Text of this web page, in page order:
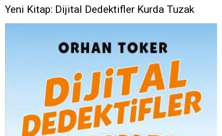
Yeni Kitap: Dijital Dedektifler Kurda Tuzak